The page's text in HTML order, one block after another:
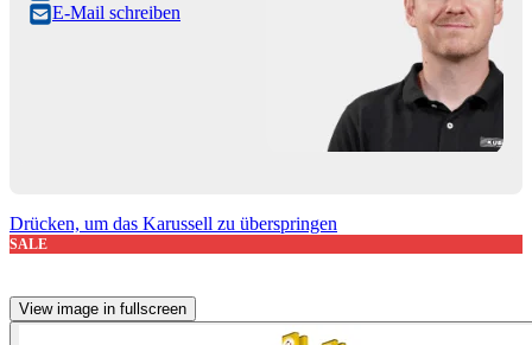
E-Mail schreiben
Drücken, um das Karussell zu überspringen
SALE
View image in fullscreen